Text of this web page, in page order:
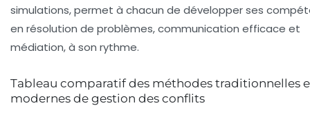
simulations, permet à chacun de développer ses
en résolution de problèmes, communication efficace et
médiation, à son rythme.
Tableau comparatif des méthodes traditionnelles
modernes de gestion des conflits